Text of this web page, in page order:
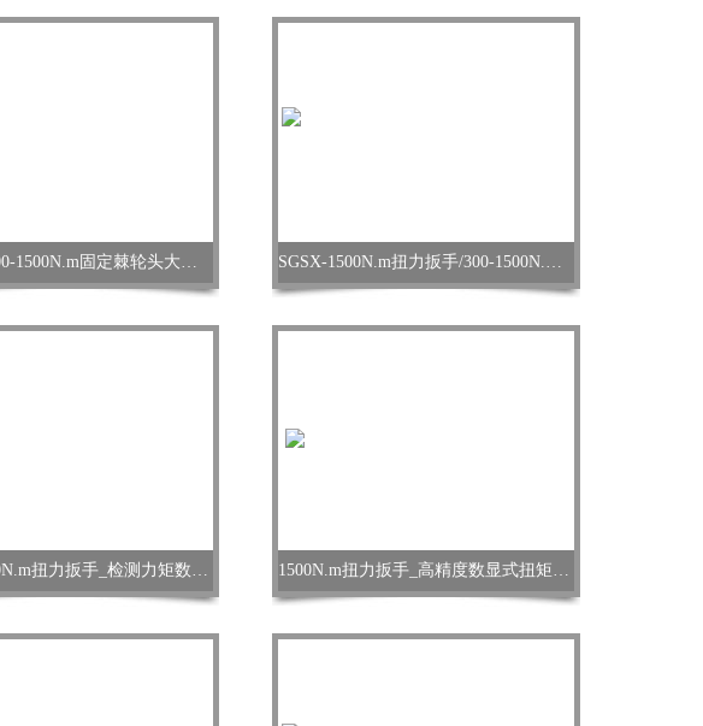
扭矩扳手300-1500N.m固定棘轮头大扭矩数显扭力扳手 SGSX-1500N.m扭力扳手/300-1500N.m扭矩扳手
可调式1500N.m扭力扳手_检测力矩数字扳手 1500N.m扭力扳手_高精度数显式扭矩扳手